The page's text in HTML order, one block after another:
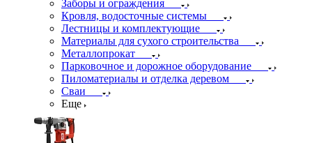
Заборы и ограждения
Кровля, водосточные системы
Лестницы и комплектующие
Материалы для сухого строительства
Металлопрокат
Парковочное и дорожное оборудование
Пиломатериалы и отделка деревом
Сваи
Еще